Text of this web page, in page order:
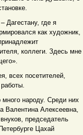
где я
как художник,
коллеги. Здесь мне
всех посетителей,
народу. Среди них
Валентина Алексеевна,
председатель
Цахай